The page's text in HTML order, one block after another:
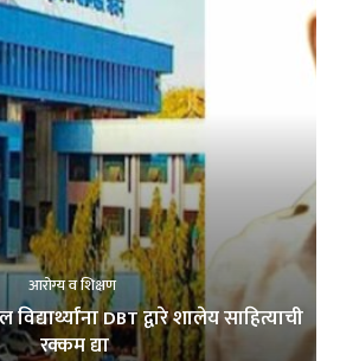
आरोग्य व शिक्षण
DBT द्वारे शालेय साहित्याची
रक्कम द्या